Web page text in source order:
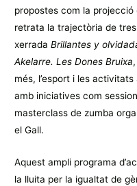
propostes com la
retrata la trajectòria de
xerradaBrillantes y
Akelarre. Les Dones Bruixa
més, l’esport i les
amb iniciatives com
masterclass de zumba
el Gall.
Aquest ampli programa
la lluita per la igualtat de